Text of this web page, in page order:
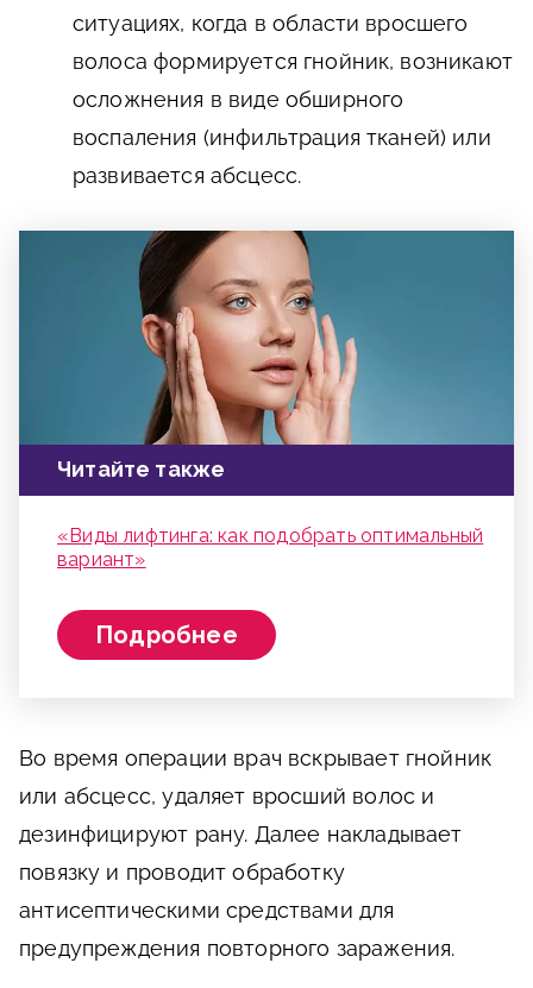
ситуациях, когда в области вросшего
волоса формируется гнойник, возникают
осложнения в виде обширного
воспаления (инфильтрация тканей) или
развивается абсцесс.
Читайте также
«Виды лифтинга: как подобрать оптимальный
вариант»
Подробнее
Во время операции врач вскрывает гнойник
или абсцесс, удаляет вросший волос и
дезинфицируют рану. Далее накладывает
повязку и проводит обработку
антисептическими средствами для
предупреждения повторного заражения.